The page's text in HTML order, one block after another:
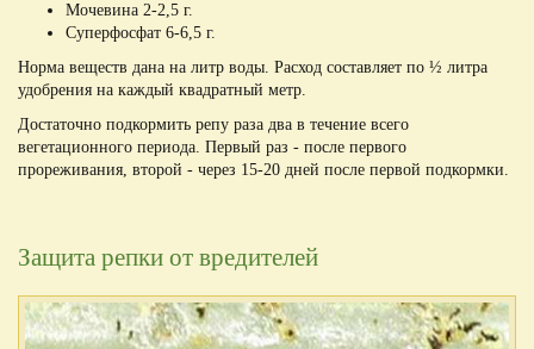
Мочевина 2-2,5 г.
Суперфосфат 6-6,5 г.
Норма веществ дана на литр воды. Расход составляет по ½ литра
удобрения на каждый квадратный метр.
Достаточно подкормить репу раза два в течение всего
вегетационного периода. Первый раз - после первого
прореживания, второй - через 15-20 дней после первой подкормки.
Защита репки от вредителей